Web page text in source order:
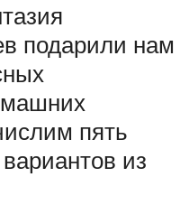
подарили нам
пять
из